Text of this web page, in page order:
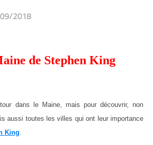
2018
de Stephen King
dans le Maine, mais pour découvrir, non
aussi toutes les villes qui ont leur importance
King.